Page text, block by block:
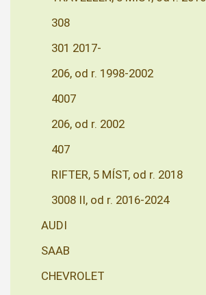
308
301 2017-
206, od r. 1998-2002
4007
206, od r. 2002
407
RIFTER, 5 MÍST, od r. 2018
3008 II, od r. 2016-2024
AUDI
SAAB
CHEVROLET